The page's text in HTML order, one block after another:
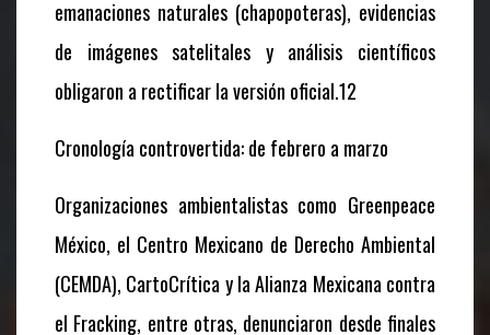
emanaciones naturales (chapopoteras), evidencias
de imágenes satelitales y análisis científicos
obligaron a rectificar la versión oficial.12
Cronología controvertida: de febrero a marzo
Organizaciones ambientalistas como Greenpeace
México, el Centro Mexicano de Derecho Ambiental
(CEMDA), CartoCrítica y la Alianza Mexicana contra
el Fracking, entre otras, denunciaron desde finales